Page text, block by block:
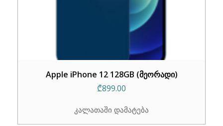
Apple iPhone 12 128GB (მეორადი)
₾899.00
კალათაში დამატება